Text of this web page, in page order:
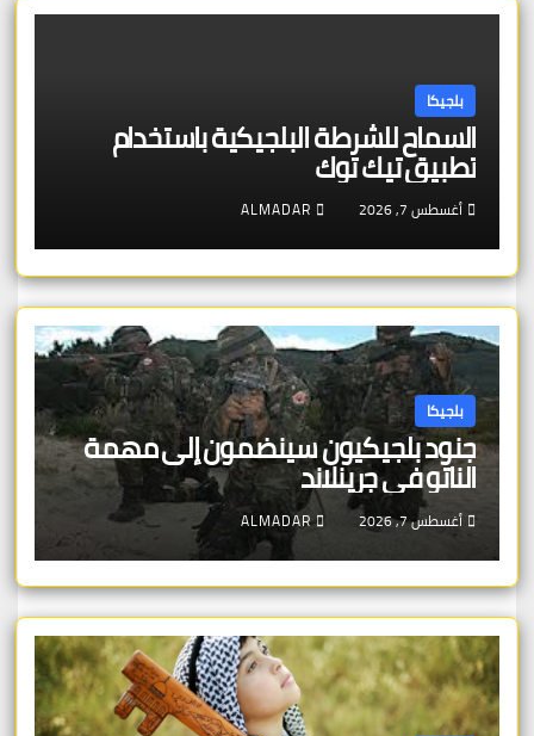
بلجيكا
السماح للشرطة البلجيكية باستخدام
تطبيق تيك توك
أغسطس 7, 2026 ALMADAR
بلجيكا
جنود بلجيكيون سينضمون إلى مهمة
الناتو في جرينلاند
أغسطس 7, 2026 ALMADAR